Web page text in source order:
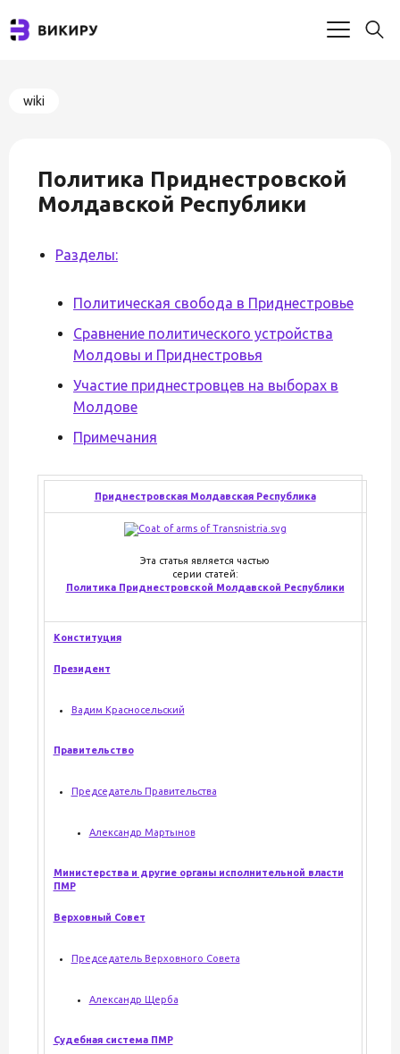
wiki
Политика Приднестровской
Молдавской Республики
Разделы:
Политическая свобода в Приднестровье
Сравнение политического устройства
Молдовы и Приднестровья
Участие приднестровцев на выборах в
Молдове
Примечания
Приднестровская Молдавская Республика
Эта статья является частью
серии статей:
Политика Приднестровской Молдавской Республики
Конституция
Президент
Вадим Красносельский
Правительство
Председатель Правительства
Александр Мартынов
Министерства и другие органы исполнительной власти
ПМР
Верховный Совет
Председатель Верховного Совета
Александр Щерба
Судебная система ПМР